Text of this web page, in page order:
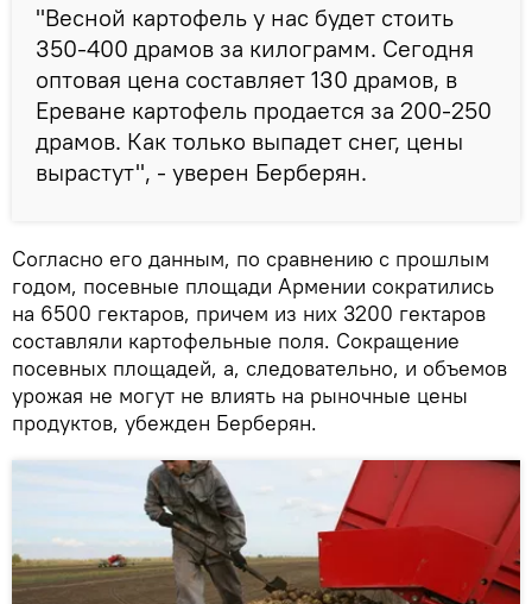
"Весной картофель у нас будет стоить
350-400 драмов за килограмм. Сегодня
оптовая цена составляет 130 драмов, в
Ереване картофель продается за 200-250
драмов. Как только выпадет снег, цены
вырастут", - уверен Берберян.
Согласно его данным, по сравнению с прошлым
годом, посевные площади Армении сократились
на 6500 гектаров, причем из них 3200 гектаров
составляли картофельные поля. Сокращение
посевных площадей, а, следовательно, и объемов
урожая не могут не влиять на рыночные цены
продуктов, убежден Берберян.